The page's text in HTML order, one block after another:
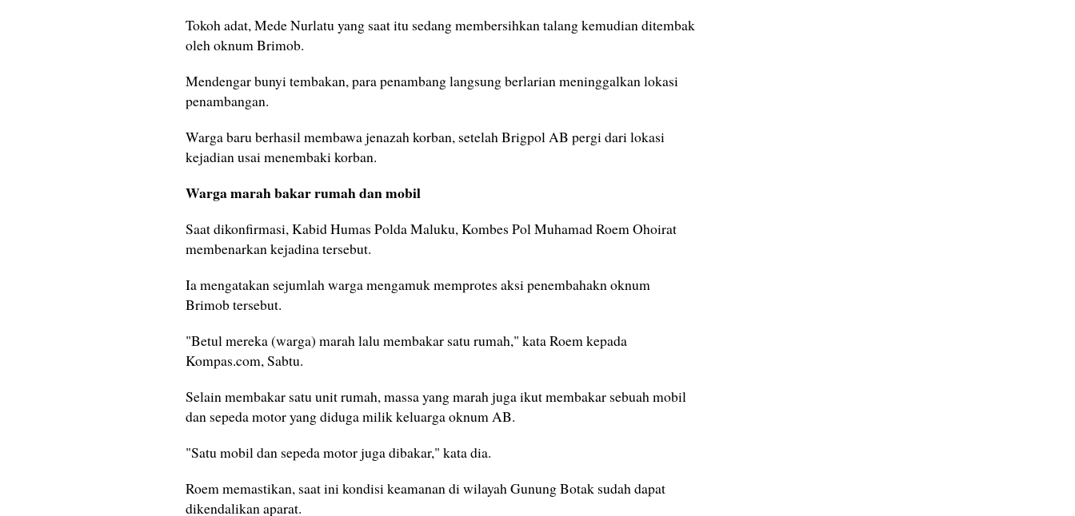
Tokoh adat, Mede Nurlatu yang saat itu sedang membersihkan talang kemudian ditembak
oleh oknum Brimob.
Mendengar bunyi tembakan, para penambang langsung berlarian meninggalkan lokasi
penambangan.
Warga baru berhasil membawa jenazah korban, setelah Brigpol AB pergi dari lokasi
kejadian usai menembaki korban.
Warga marah bakar rumah dan mobil
Saat dikonfirmasi, Kabid Humas Polda Maluku, Kombes Pol Muhamad Roem Ohoirat
membenarkan kejadina tersebut.
Ia mengatakan sejumlah warga mengamuk memprotes aksi penembahakn oknum
Brimob tersebut.
"Betul mereka (warga) marah lalu membakar satu rumah," kata Roem kepada
Kompas.com, Sabtu.
Selain membakar satu unit rumah, massa yang marah juga ikut membakar sebuah mobil
dan sepeda motor yang diduga milik keluarga oknum AB.
"Satu mobil dan sepeda motor juga dibakar," kata dia.
Roem memastikan, saat ini kondisi keamanan di wilayah Gunung Botak sudah dapat
dikendalikan aparat.